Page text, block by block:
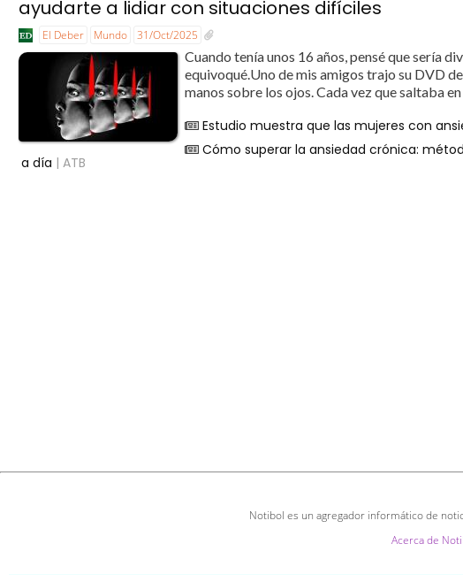
ayudarte a lidiar con situaciones difíciles
El Deber Mundo 31/Oct/2025
Cuando tenía unos 16 años, pensé que sería
equivoqué.Uno de mis amigos trajo su DVD
manos sobre los ojos. Cada vez que saltaba
Estudio muestra que las mujeres con
Cómo superar la ansiedad crónica:
a día | ATB
Notibol es un agregador informático de
Acerca de